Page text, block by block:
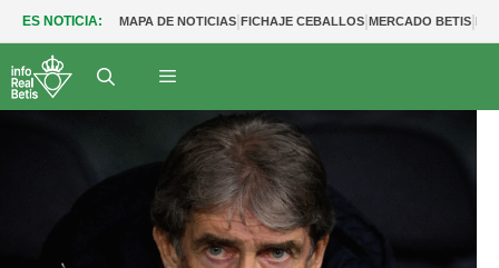
ES NOTICIA: MAPA DE NOTICIAS|FICHAJE CEBALLOS|MERCADO BETIS|